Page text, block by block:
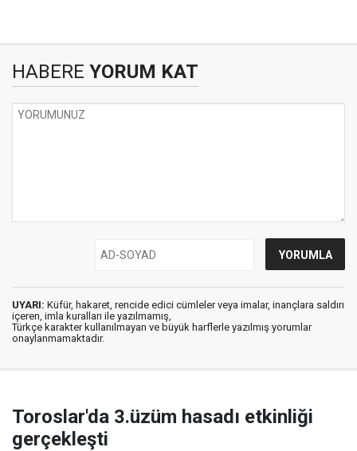
HABERE YORUM KAT
UYARI: Küfür, hakaret, rencide edici cümleler veya imalar, inançlara saldırı
içeren, imla kuralları ile yazılmamış,
Türkçe karakter kullanılmayan ve büyük harflerle yazılmış yorumlar
onaylanmamaktadır.
Toroslar'da 3.üzüm hasadı etkinliği
gerçekleşti